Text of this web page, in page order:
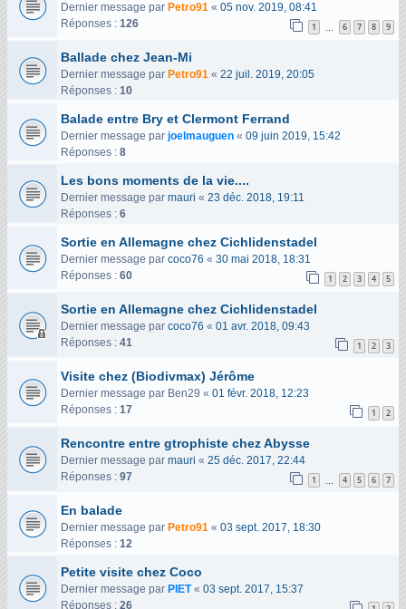
Dernier message par Petro91 « 05 nov. 2019, 08:41
Réponses : 126 1 6 7 8 9
Ballade chez Jean-Mi
Dernier message par Petro91 « 22 juil. 2019, 20:05
Réponses : 10
Balade entre Bry et Clermont Ferrand
Dernier message par joelmauguen « 09 juin 2019, 15:42
Réponses : 8
Les bons moments de la vie....
Dernier message par mauri « 23 déc. 2018, 19:11
Réponses : 6
Sortie en Allemagne chez Cichlidenstadel
Dernier message par coco76 « 30 mai 2018, 18:31
Réponses : 60 1 2 3 4 5
Sortie en Allemagne chez Cichlidenstadel
Dernier message par coco76 « 01 avr. 2018, 09:43
Réponses : 41 1 2 3
Visite chez (Biodivmax) Jérôme
Dernier message par Ben29 « 01 févr. 2018, 12:23
Réponses : 17 1 2
Rencontre entre gtrophiste chez Abysse
Dernier message par mauri « 25 déc. 2017, 22:44
Réponses : 97 1 4 5 6 7
En balade
Dernier message par Petro91 « 03 sept. 2017, 18:30
Réponses : 12
Petite visite chez Coco
Dernier message par PIET« 03 sept. 2017, 15:37
Réponses : 26